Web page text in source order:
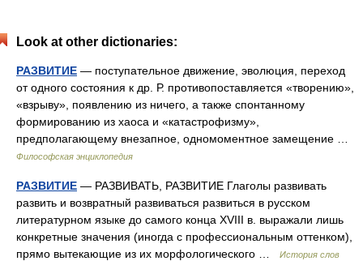
Look at other dictionaries:
РАЗВИТИЕ — поступательное движение, эволюция, переход
от одного состояния к др. Р. противопоставляется «творению»,
«взрыву», появлению из ничего, а также спонтанному
формированию из хаоса и «катастрофизму»,
предполагающему внезапное, одномоментное замещение …
Философская энциклопедия
РАЗВИТИЕ — РАЗВИВАТЬ, РАЗВИТИЕ Глаголы развивать
развить и возвратный развиваться развиться в русском
литературном языке до самого конца XVIII в. выражали лишь
конкретные значения (иногда с профессиональным оттенком),
прямо вытекающие из их морфологического …
История слов